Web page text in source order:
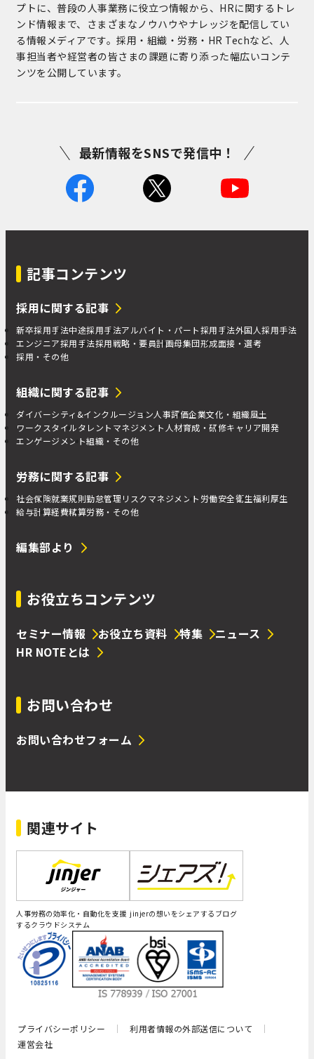
プトに、普段の人事業務に役立つ情報から、HRに関するトレ
ンド情報まで、さまざまなノウハウやナレッジを配信してい
る情報メディアです。採用・組織・労務・HR Techなど、人
事担当者や経営者の皆さまの課題に寄り添った幅広いコンテ
ンツを公開しています。
最新情報をSNSで発信中！
記事コンテンツ
採用に関する記事
新卒採用手法中途採用手法アルバイト・パート採用手法外国人採用手法
エンジニア採用手法採用戦略・要員計画母集団形成面接・選考
採用・その他
組織に関する記事
ダイバーシティ&インクルージョン人事評価企業文化・組織風土
ワークスタイルタレントマネジメント 人材育成・研修キャリア開発
エンゲージメント組織・その他
労務に関する記事
社会保険就業規則勤怠管理 リスクマネジメント 労働安全衛生福利厚生
給与計算経費精算労務・その他
編集部より
お役立ちコンテンツ
セミナー情報 お役立ち資料 特集
ニュース
HR NOTEとは
お問い合わせ
お問い合わせフォーム
関連サイト
人事労務の効率化・自動化を支援
するクラウドシステム
jinjerの想いをシェアするブログ
プライバシーポリシー
利用者情報の外部送信について
運営会社